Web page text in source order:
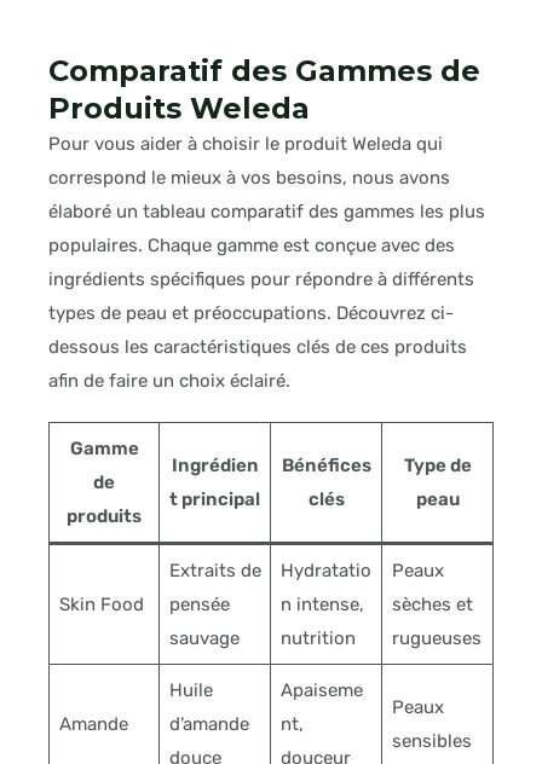
Comparatif des Gammes de
Produits Weleda
Pour vous aider à choisir le produit Weleda qui
correspond le mieux à vos besoins, nous avons
élaboré un tableau comparatif des gammes les plus
populaires. Chaque gamme est conçue avec des
ingrédients spécifiques pour répondre à différents
types de peau et préoccupations. Découvrez ci-
dessous les caractéristiques clés de ces produits
afin de faire un choix éclairé.
Gamme
de
produits
Ingrédien
t principal
Bénéfices
clés
Type de
peau
Skin Food
Extraits de
pensée
sauvage
Hydratatio
n intense,
nutrition
Peaux
sèches et
rugueuses
Amande
Huile
d’amande
douce
Apaiseme
nt,
douceur
Peaux
sensibles